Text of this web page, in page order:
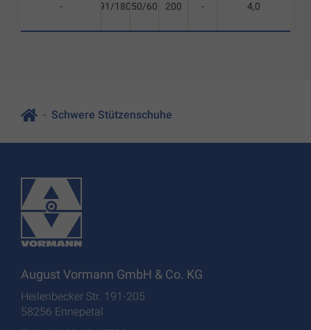
- 91/18050/60 200 - 4,0
Schwere Stützenschuhe
August Vormann GmbH & Co. KG
Heilenbecker Str. 191-205
58256 Ennepetal